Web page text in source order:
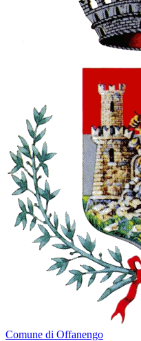
Comune di Offanengo